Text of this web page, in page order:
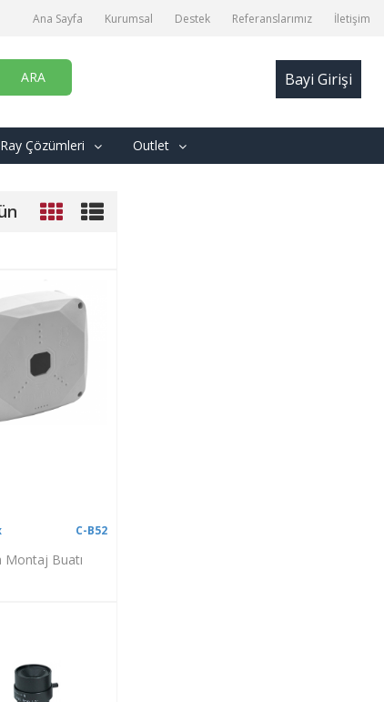
Ana Sayfa Kurumsal Destek Referanslarımız İletişim
ARA Bayi Girişi
Çözümleri Outlet
C-B52
Montaj Buatı